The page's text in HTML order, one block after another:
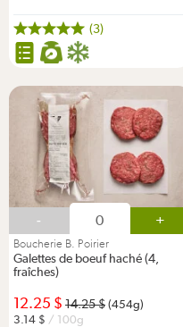
(3)
- +
Boucherie B. Poirier
Galettes de boeuf haché (4,
fraîches)
12.25 14.25
(454g)
3.14
/ 100g